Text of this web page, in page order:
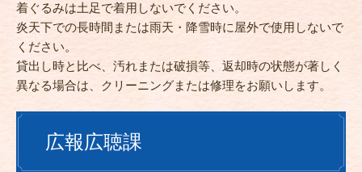
着ぐるみは土足で着用しないでください。
炎天下での長時間または雨天・降雪時に屋外で使用しないで
ください。
貸出し時と比べ、汚れまたは破損等、返却時の状態が著しく
異なる場合は、クリーニングまたは修理をお願いします。
広報広聴課